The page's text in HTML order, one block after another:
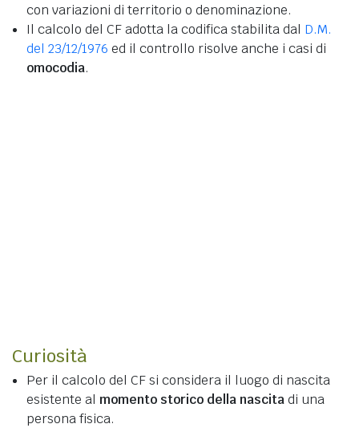
con variazioni di territorio o denominazione.
Il calcolo del CF adotta la codifica stabilita dal D.M.
del 23/12/1976 ed il controllo risolve anche i casi di
omocodia.
Curiosità
Per il calcolo del CF si considera il luogo di nascita
esistente al momento storico della nascitadi una
persona fisica.